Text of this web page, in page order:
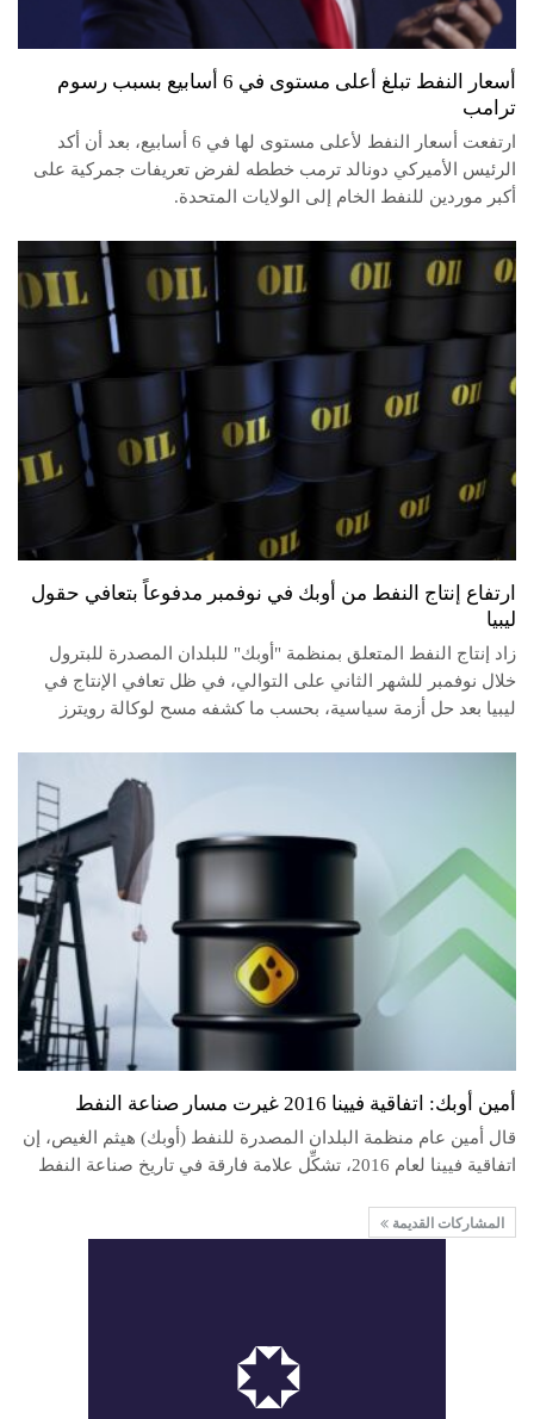
أسعار النفط تبلغ أعلى مستوى في 6 أسابيع بسبب رسوم
ترامب
ارتفعت أسعار النفط لأعلى مستوى لها في 6 أسابيع، بعد أن أكد
الرئيس الأميركي دونالد ترمب خططه لفرض تعريفات جمركية على
أكبر موردين للنفط الخام إلى الولايات المتحدة.
ارتفاع إنتاج النفط من أوبك في نوفمبر مدفوعاً بتعافي حقول
ليبيا
زاد إنتاج النفط المتعلق بمنظمة "أوبك" للبلدان المصدرة للبترول
خلال نوفمبر للشهر الثاني على التوالي، في ظل تعافي الإنتاج في
ليبيا بعد حل أزمة سياسية، بحسب ما كشفه مسح لوكالة رويترز
أمين أوبك: اتفاقية فيينا 2016 غيرت مسار صناعة النفط
قال أمين عام منظمة البلدان المصدرة للنفط (أوبك) هيثم الغيص، إن
اتفاقية فيينا لعام 2016، تشكِّل علامة فارقة في تاريخ صناعة النفط
المشاركات القديمة